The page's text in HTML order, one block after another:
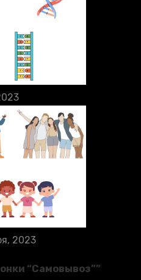
2023
“Самовывоз””